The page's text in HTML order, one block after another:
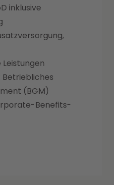
inklusive
Betriebliches
(BGM)
Benefits-